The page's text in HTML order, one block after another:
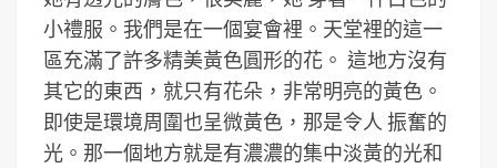
小禮服。我們是在一個宴會裡。天堂裡的這一
區充滿了許多精美黃色圓形的花。 這地方沒有
其它的東西，就只有花朵，非常明亮的黃色。
即使是環境周圍也呈微黃色，那是令人 振奮的
光。那一個地方就是有濃濃的集中淡黃的光和